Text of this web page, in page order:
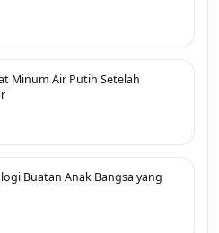
Minum Air Putih Setelah
Buatan Anak Bangsa yang